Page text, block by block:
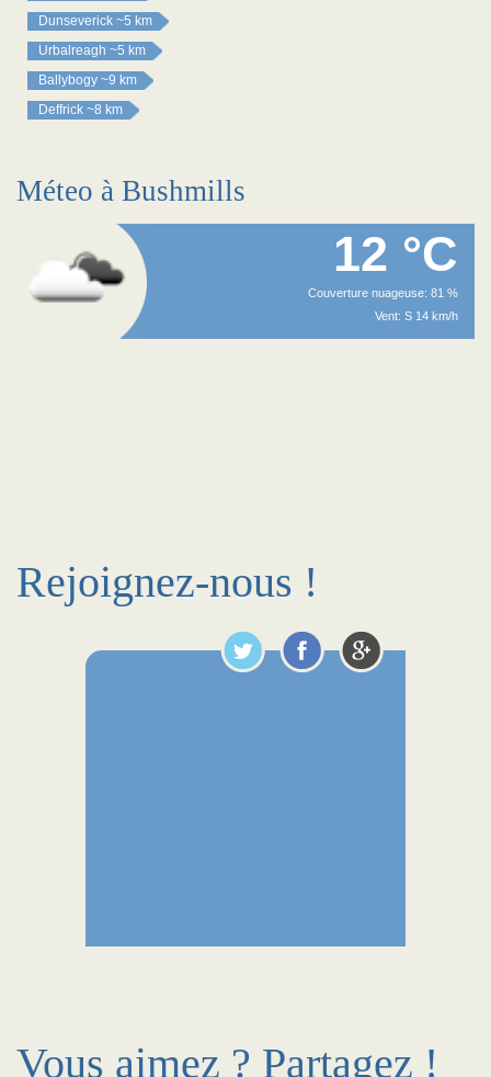
Dunseverick ~5 km
Urbalreagh ~5 km
Ballybogy ~9 km
Deffrick ~8 km
Méteo à Bushmills
12 °C
Couverture nuageuse: 81 %
Vent: S 14 km/h
Rejoignez-nous !
Vous aimez ? Partagez !